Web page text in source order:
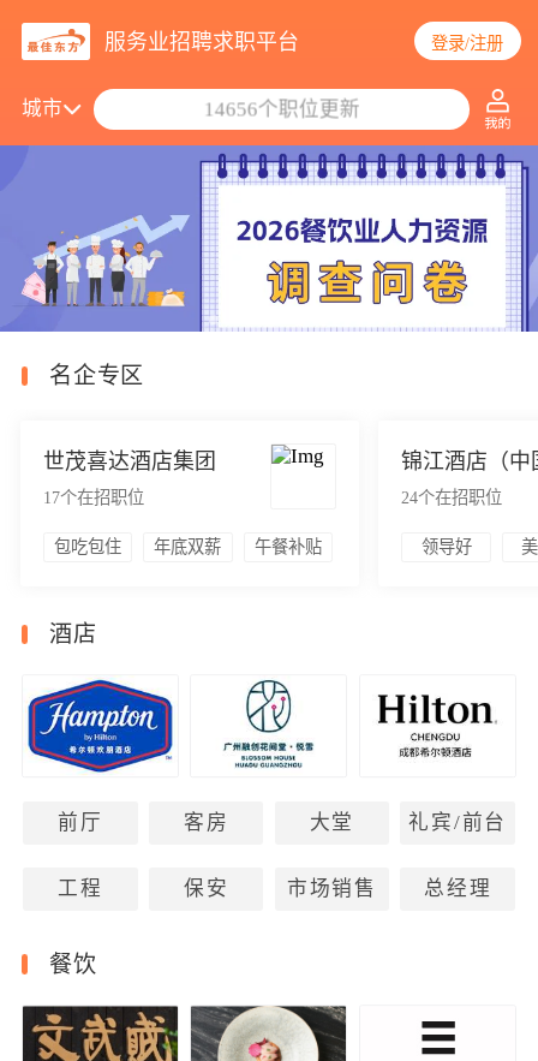
服务业招聘求职平台 登录/注册
城市
14656个职位更新
名企专区
世茂喜达酒店集团
17个在招职位
包吃包住 年底双薪 午餐补贴
锦江酒店（中
24个在招职位
领导好
酒店
前厅 客房 大堂 礼宾/前台
工程 保安 市场销售 总经理
餐饮